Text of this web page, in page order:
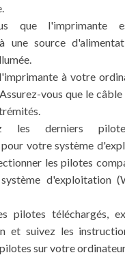
que l'imprimante
une source
à votre
vous que le
les derniers
votre système
les pilotes
d'exploitation
pilotes téléchargés,
et suivez les
sur votre